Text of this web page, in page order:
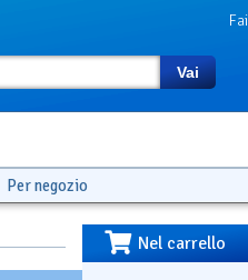
Vai
Per negozio
Nel carrello